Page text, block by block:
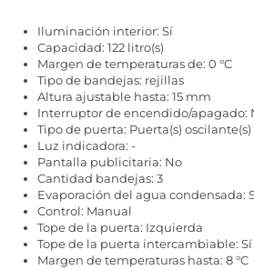
Iluminación interior: Sí
Capacidad: 122 litro(s)
Margen de temperaturas de: 0 °C
Tipo de bandejas: rejillas
Altura ajustable hasta: 15 mm
Interruptor de encendido/apagado:
Tipo de puerta: Puerta(s) oscilante(s)
Luz indicadora: -
Pantalla publicitaria: No
Cantidad bandejas: 3
Evaporación del agua condensada:
Control: Manual
Tope de la puerta: Izquierda
Tope de la puerta intercambiable: Sí
Margen de temperaturas hasta: 8 °C